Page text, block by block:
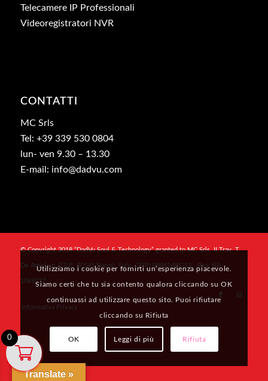
Telecamere IP Professionali
Videoregistratori NVR
CONTATTI
MC Srls
Tel: +39 339 530 0804
lun- ven 9.30 – 13.30
E-mail: info@dadvu.com
© Copyright 2018 “DadVu Soul & Technology” granted to MC Srls, II Trav. T.
De Amicis n. 27/B, 80145 Napoli, Italy, CF/PI 09941481211 , Rea: NA-
1069327
Informativa Privacy
Utilizziamo i cookie per fornirti un’esperienza piacevole.
Siamo certi che tu sia contento qualora cliccando su OK
continuassi ad utilizzare questo sito. Puoi rifiutare
cliccando su Rifiuta
OK Leggi di più Rifiuta
Translate »
0